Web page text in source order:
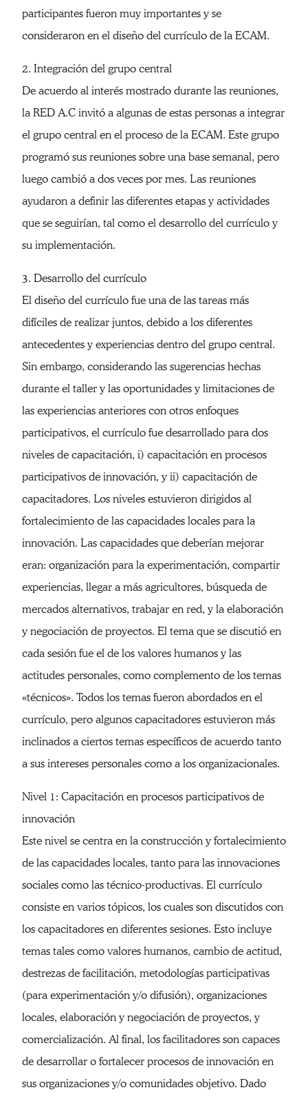
participantes fueron muy importantes y se
consideraron en el diseño del currículo de la ECAM.
2. Integración del grupo central
De acuerdo al interés mostrado durante las reuniones,
la RED A.C invitó a algunas de estas personas a integrar
el grupo central en el proceso de la ECAM. Este grupo
programó sus reuniones sobre una base semanal, pero
luego cambió a dos veces por mes. Las reuniones
ayudaron a definir las diferentes etapas y actividades
que se seguirían, tal como el desarrollo del currículo y
su implementación.
3. Desarrollo del currículo
El diseño del currículo fue una de las tareas más
difíciles de realizar juntos, debido a los diferentes
antecedentes y experiencias dentro del grupo central.
Sin embargo, considerando las sugerencias hechas
durante el taller y las oportunidades y limitaciones de
las experiencias anteriores con otros enfoques
participativos, el currículo fue desarrollado para dos
niveles de capacitación, i) capacitación en procesos
participativos de innovación, y ii) capacitación de
capacitadores. Los niveles estuvieron dirigidos al
fortalecimiento de las capacidades locales para la
innovación. Las capacidades que deberían mejorar
eran: organización para la experimentación, compartir
experiencias, llegar a más agricultores, búsqueda de
mercados alternativos, trabajar en red, y la elaboración
y negociación de proyectos. El tema que se discutió en
cada sesión fue el de los valores humanos y las
actitudes personales, como complemento de los temas
«técnicos». Todos los temas fueron abordados en el
currículo, pero algunos capacitadores estuvieron más
inclinados a ciertos temas específicos de acuerdo tanto
a sus intereses personales como a los organizacionales.
Nivel 1: Capacitación en procesos participativos de
innovación
Este nivel se centra en la construcción y fortalecimiento
de las capacidades locales, tanto para las innovaciones
sociales como las técnico-productivas. El currículo
consiste en varios tópicos, los cuales son discutidos con
los capacitadores en diferentes sesiones. Esto incluye
temas tales como valores humanos, cambio de actitud,
destrezas de facilitación, metodologías participativas
(para experimentación y/o difusión), organizaciones
locales, elaboración y negociación de proyectos, y
comercialización. Al final, los facilitadores son capaces
de desarrollar o fortalecer procesos de innovación en
sus organizaciones y/o comunidades objetivo. Dado